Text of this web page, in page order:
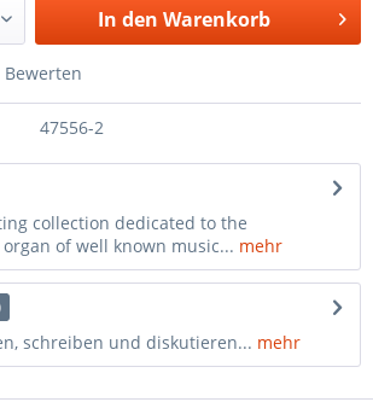
In den Warenkorb
Bewerten
47556-2
collection dedicated to the
of well known music... mehr
schreiben und diskutieren... mehr